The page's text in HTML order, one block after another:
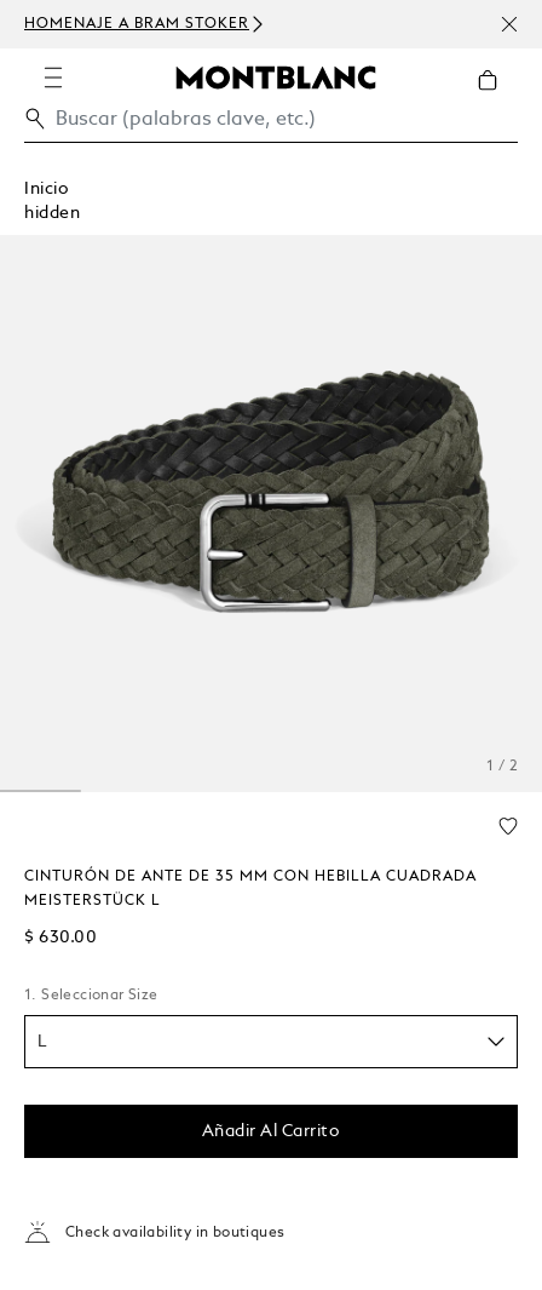
HOMENAJE A BRAM STOKER
USD
Inicio
hidden
1 / 2
CINTURÓN DE ANTE DE 35 MM CON HEBILLA CUADRADA
MEISTERSTÜCK L
$ 630.00
1. Seleccionar Size
Añadir Al Carrito
Check availability in boutiques